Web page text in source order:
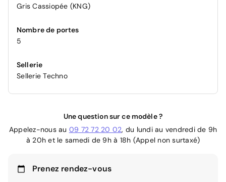
Gris Cassiopée (KNG)
Nombre de portes
5
Sellerie
Sellerie Techno
Une question sur ce modèle ?
Appelez-nous au 09 72 72 20 02, du lundi au vendredi de 9h
à 20h et le samedi de 9h à 18h (Appel non surtaxé)
Prenez rendez-vous